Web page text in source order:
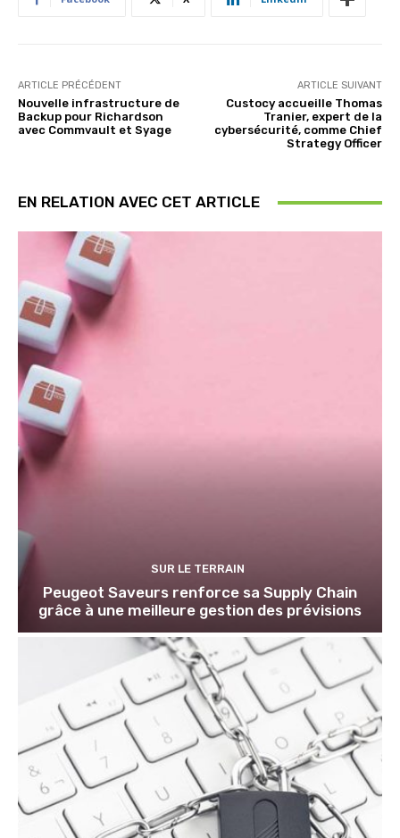
ARTICLE PRÉCÉDENT
Nouvelle infrastructure de
Backup pour Richardson
avec Commvault et Syage
ARTICLE SUIVANT
Custocy accueille Thomas
Tranier, expert de la
cybersécurité, comme Chief
Strategy Officer
EN RELATION AVEC CET ARTICLE
SUR LE TERRAIN
Peugeot Saveurs renforce sa Supply Chain
grâce à une meilleure gestion des prévisions